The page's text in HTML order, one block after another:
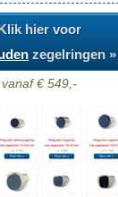
hier voor
zegelringen »
vanaf € 549,-